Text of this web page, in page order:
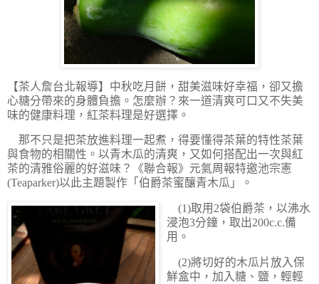
【茶人詹台北報導】 中秋吃月餅，甜美滋味好幸福，卻又擔
心糖分帶來的身體負擔。怎麼辦？來一道清爽可口又不失美
味的健康料理，紅茶料理是好選擇。
那不只是把茶放進料理一起煮，得要懂得茶葉的特性茶葉
與食物的相關性。以青木瓜的清爽，又如何搭配出一次與紅
茶的清雅俗麗的好滋味？《聯合報》元氣周報特邀池宗憲
(Teaparker)以此主題製作「伯爵茶蜜釀青木瓜」。
(1)取用2袋伯爵茶，以沸水
浸泡3分鐘，取出200c.c.備
用。
(2)將切好的木瓜片放入保
鮮盒中，加入糖、鹽，輕輕